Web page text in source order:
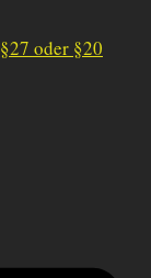
oder §20